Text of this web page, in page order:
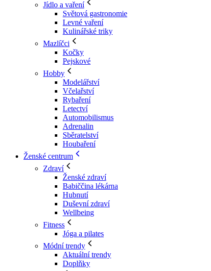
Jídlo a vaření
Světová gastronomie
Levné vaření
Kulinářské triky
Mazlíčci
Kočky
Pejskové
Hobby
Modelářství
Včelařství
Rybaření
Letectví
Automobilismus
Adrenalin
Sběratelství
Houbaření
Ženské centrum
Zdraví
Ženské zdraví
Babiččina lékárna
Hubnutí
Duševní zdraví
Wellbeing
Fitness
Jóga a pilates
Módní trendy
Aktuální trendy
Doplňky